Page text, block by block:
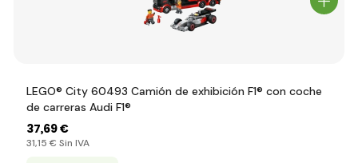
LEGO® City 60493 Camión de exhibición F1® con coche
de carreras Audi F1®
37,69 €
31,15 € Sin IVA